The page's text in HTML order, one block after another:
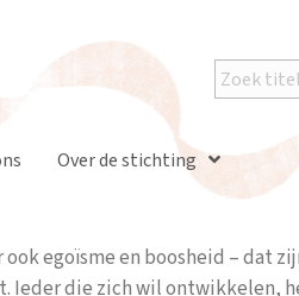
Over de stichting
egoïsme en boosheid – dat
Ieder die zich wil ontwikkelen,